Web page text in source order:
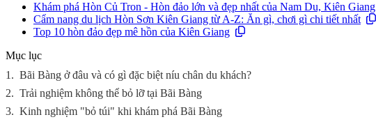
Khám phá Hòn Củ Tron - Hòn đảo lớn và đẹp nhất của Nam Du, Kiên Giang
Cẩm nang du lịch Hòn Sơn Kiên Giang từ A-Z: Ăn gì, chơi gì chi tiết nhất
Top 10 hòn đảo đẹp mê hồn của Kiên Giang
Mục lục
1. Bãi Bàng ở đâu và có gì đặc biệt níu chân du khách?
2. Trải nghiệm không thể bỏ lỡ tại Bãi Bàng
3. Kinh nghiệm "bỏ túi" khi khám phá Bãi Bàng